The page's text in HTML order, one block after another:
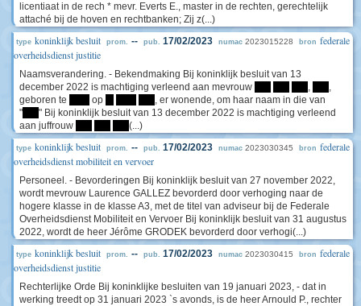
licentiaat in de rech * mevr. Everts E., master in de rechten, gerechtelijk
attaché bij de hoven en rechtbanken; Zij z(...)
type koninklijk besluit prom. -- pub. 17/02/2023 numac 2023015228 bron federale
overheidsdienst justitie
Naamsverandering. - Bekendmaking Bij koninklijk besluit van 13
december 2022 is machtiging verleend aan mevrouw
,
,
geboren te
op
, er wonende, om haar naam in die van
"
" Bij koninklijk besluit van 13 december 2022 is machtiging verleend
aan juffrouw
(...)
type koninklijk besluit prom. -- pub. 17/02/2023 numac 2023030345 bron federale
overheidsdienst mobiliteit en vervoer
Personeel. - Bevorderingen Bij koninklijk besluit van 27 november 2022,
wordt mevrouw Laurence GALLEZ bevorderd door verhoging naar de
hogere klasse in de klasse A3, met de titel van adviseur bij de Federale
Overheidsdienst Mobiliteit en Vervoer Bij koninklijk besluit van 31 augustus
2022, wordt de heer Jérôme GRODEK bevorderd door verhogi(...)
type koninklijk besluit prom. -- pub. 17/02/2023 numac 2023030415 bron federale
overheidsdienst justitie
Rechterlijke Orde Bij koninklijke besluiten van 19 januari 2023, - dat in
werking treedt op 31 januari 2023 `s avonds, is de heer Arnould P., rechter